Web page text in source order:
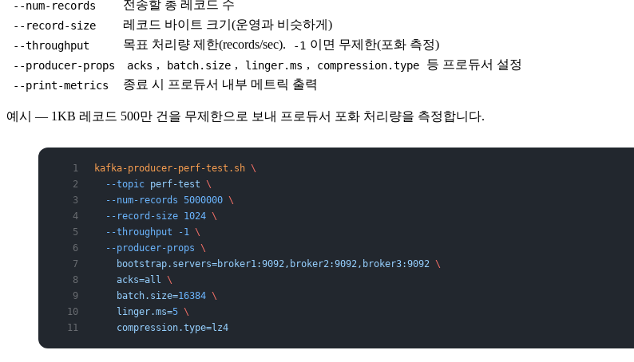
--num-records 전송할 총 레코드 수
--record-size 레코드 바이트 크기(운영과 비슷하게)
--throughput 목표 처리량 제한(records/sec). -1 이면 무제한(포화 측정)
--producer-props acks , batch.size , linger.ms , compression.type 등 프로듀서 설정
--print-metrics 종료 시 프로듀서 내부 메트릭 출력
예시 — 1KB 레코드 500만 건을 무제한으로 보내 프로듀서 포화 처리량을 측정합니다.
kafka-producer-perf-test.sh \
  --topic
perf-test \
  --num-records
5000000 \
  --record-size
1024 \
  --throughput
-1 \
  --producer-props
\
    bootstrap.servers=broker1:9092,broker2:9092,broker3:9092
\
    acks=all
\
    batch.size=
16384 \
    linger.ms=
5 \
    compression.type=lz4